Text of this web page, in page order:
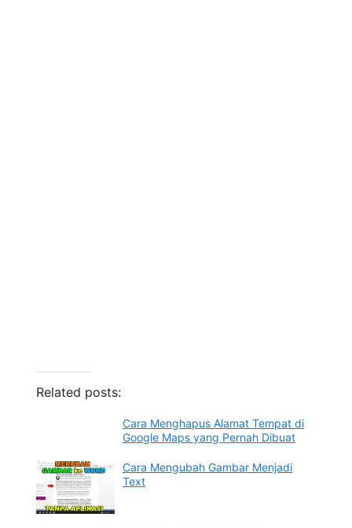
Related posts:
Cara Menghapus Alamat Tempat di
Google Maps yang Pernah Dibuat
Cara Mengubah Gambar Menjadi
Text